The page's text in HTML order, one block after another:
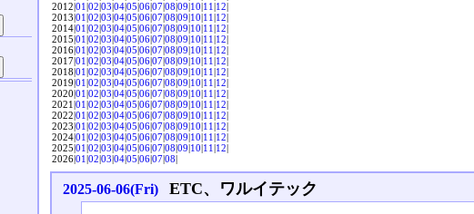
2012|01|02|03|04|05|06|07|08|09|10|11|12|
2013|01|02|03|04|05|06|07|08|09|10|11|12|
2014|01|02|03|04|05|06|07|08|09|10|11|12|
2015|01|02|03|04|05|06|07|08|09|10|11|12|
2016|01|02|03|04|05|06|07|08|09|10|11|12|
2017|01|02|03|04|05|06|07|08|09|10|11|12|
2018|01|02|03|04|05|06|07|08|09|10|11|12|
2019|01|02|03|04|05|06|07|08|09|10|11|12|
2020|01|02|03|04|05|06|07|08|09|10|11|12|
2021|01|02|03|04|05|06|07|08|09|10|11|12|
2022|01|02|03|04|05|06|07|08|09|10|11|12|
2023|01|02|03|04|05|06|07|08|09|10|11|12|
2024|01|02|03|04|05|06|07|08|09|10|11|12|
2025|01|02|03|04|05|06|07|08|09|10|11|12|
2026|01|02|03|04|05|06|07|08|
2025-06-06(Fri) ETC、ワルイテック